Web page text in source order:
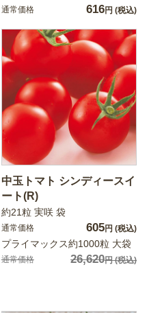
通常価格 616円 (税込)
中玉トマト シンディースイ
ート(R)
約21粒 実咲 袋
通常価格 605円 (税込)
プライマックス約1000粒 大袋
通常価格 26,620円(税込)